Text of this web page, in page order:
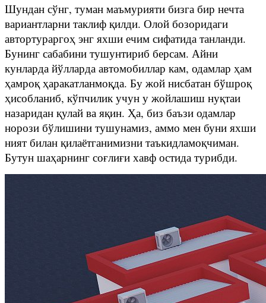
Шундан сўнг, туман маъмурияти бизга бир нечта
вариантларни таклиф қилди. Олой бозоридаги
автортураргоҳ энг яхши ечим сифатида танланди.
Бунинг сабабини тушунтириб берсам. Айни
кунларда йўлларда автомобиллар кам, одамлар ҳам
ҳамроқ ҳаракатланмоқда. Бу жой нисбатан бўшроқ
ҳисобланиб, кўпчилик учун у жойлашиш нуқтаи
назаридан қулай ва яқин. Ҳа, биз баъзи одамлар
норози бўлишини тушунамиз, аммо мен буни яхши
ният билан қилаётганимизни таъкидламоқчиман.
Бутун шаҳарнинг соғлиғи хавф остида турибди.